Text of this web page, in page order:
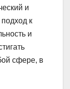
и
к
и
сфере, в